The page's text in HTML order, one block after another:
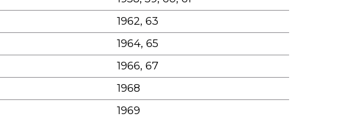
1962, 63
1964, 65
1966, 67
1968
1969